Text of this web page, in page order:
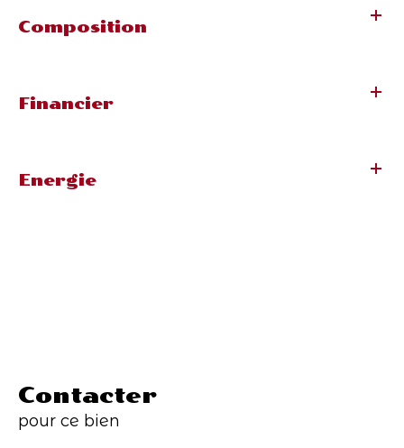
Composition
Financier
Energie
Contacter
pour ce bien